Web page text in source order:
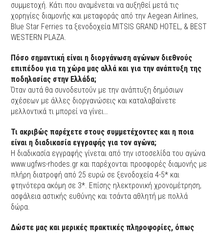
συμμετοχή. Κάτι που αναμένεται να αυξηθεί μετά τις
χορηγίες διαμονής και μεταφοράς από την Aegean Airlines,
Βlue Star Ferries τα ξενοδοχεία MITSIS GRAND HOTEL, & BEST
WESTERN PLAZA.
Πόσο σημαντική είναι η διοργάνωση αγώνων διεθνούς
επιπέδου για τη χώρα μας αλλά και για την ανάπτυξη της
ποδηλασίας στην Ελλάδα;
Όταν αυτά θα συνοδευτούν με την ανάπτυξη δημόσιων
σχέσεων με άλλες διοργανώσεις και καταλαβαίνετε
μελλοντικά τι μπορεί να γίνει…
Τι ακριβώς παρέχετε στους συμμετέχοντες και η ποια
είναι η διαδικασία εγγραφής για τον αγώνα;
Η διαδικασία εγγραφής γίνεται από την ιστοσελίδα του αγώνα
www.ugfws-rhodes.gr και παρέχονται προσφορές διαμονής με
πλήρη διατροφή από 25 ευρώ σε ξενοδοχεία 4-5* και
φτηνότερα ακόμη σε 3*. Επίσης ηλεκτρονική χρονομέτρηση,
ασφάλεια αστικής ευθύνης και τσάντα αθλητή με πολλά
δώρα.
Δώστε μας και μερικές πρακτικές πληροφορίες, όπως